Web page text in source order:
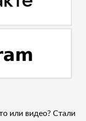
или видео? Стали